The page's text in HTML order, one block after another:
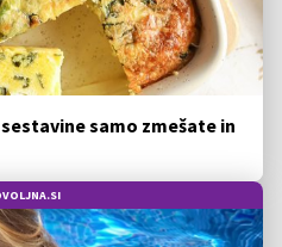
samo zmešate in